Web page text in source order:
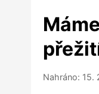
Nahráno: 15.